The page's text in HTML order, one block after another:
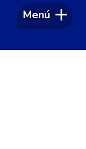
Menú